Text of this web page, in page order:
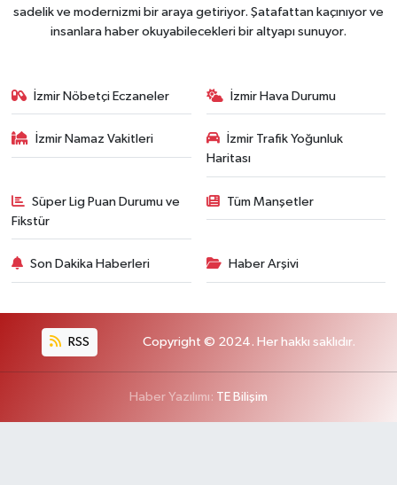
sadelik ve modernizmi bir araya getiriyor. Şatafattan kaçınıyor ve
insanlara haber okuyabilecekleri bir altyapı sunuyor.
İzmir Nöbetçi Eczaneler İzmir Hava Durumu
İzmir Namaz Vakitleri
İzmir Trafik Yoğunluk
Haritası
Süper Lig Puan Durumu ve
Fikstür
Tüm Manşetler
Son Dakika Haberleri Haber Arşivi
RSS Copyright © 2024. Her hakkı saklıdır.
Haber Yazılımı: TE Bilişim